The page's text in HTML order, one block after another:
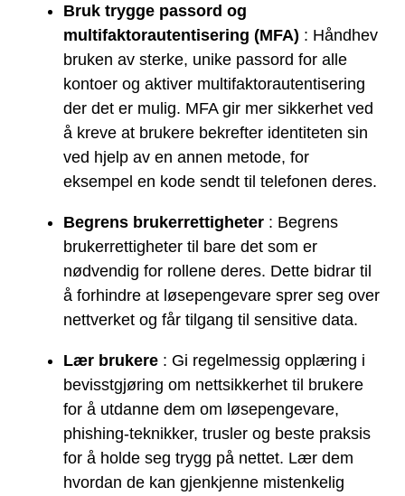
Bruk trygge passord og
multifaktorautentisering (MFA) : Håndhev
bruken av sterke, unike passord for alle
kontoer og aktiver multifaktorautentisering
der det er mulig. MFA gir mer sikkerhet ved
å kreve at brukere bekrefter identiteten sin
ved hjelp av en annen metode, for
eksempel en kode sendt til telefonen deres.
Begrens brukerrettigheter : Begrens
brukerrettigheter til bare det som er
nødvendig for rollene deres. Dette bidrar til
å forhindre at løsepengevare sprer seg over
nettverket og får tilgang til sensitive data.
Lær brukere : Gi regelmessig opplæring i
bevisstgjøring om nettsikkerhet til brukere
for å utdanne dem om løsepengevare,
phishing-teknikker, trusler og beste praksis
for å holde seg trygg på nettet. Lær dem
hvordan de kan gjenkjenne mistenkelig